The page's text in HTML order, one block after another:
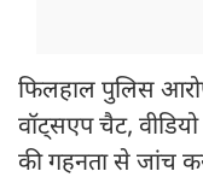
फिलहाल पुलिस
वॉट्सएप चैट,
की गहनता से जांच